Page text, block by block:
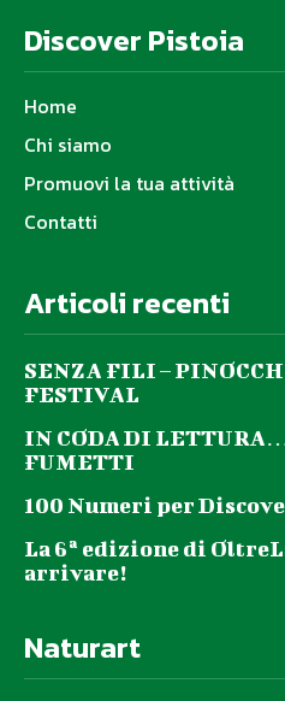
Discover Pistoia
Home
Chi siamo
Promuovi la tua attività
Contatti
Articoli recenti
SENZA FILI –
FESTIVAL
IN CODA DI
FUMETTI
100 Numeri per
La 6ª edizione di
arrivare!
Naturart